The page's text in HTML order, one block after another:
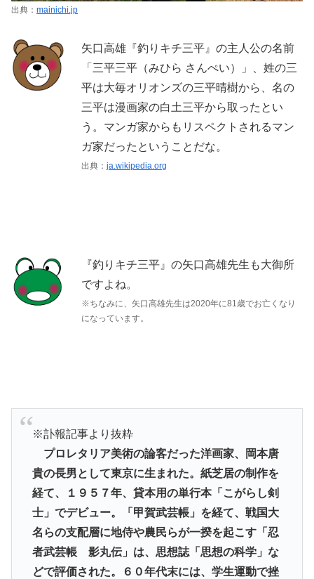
出典： mainichi.jp
矢口高雄『釣りキチ三平』の主人公の名前
「三平三平（みひら さんぺい）」、姓の三
平は大毎オリオンズの三平晴樹から、名の
三平は漫画家の白土三平から取ったとい
う。マンガ家からもリスペクトされるマン
ガ家だったということだな。
出典： ja.wikipedia.org
『釣りキチ三平』の矢口高雄先生も大御所
ですよね。
※ちなみに、矢口高雄先生は2020年に81歳でお亡くなり
になっています。
※訃報記事より抜粋
プロレタリア美術の論客だった洋画家、岡本唐
貴の長男として東京に生まれた。紙芝居の制作を
経て、１９５７年、貸本用の単行本「こがらし剣
士」でデビュー。「甲賀武芸帳」を経て、戦国大
名らの支配層に地侍や農民らが一揆を起こす「忍
者武芸帳 影丸伝」は、思想誌「思想の科学」な
どで評価された。６０年代末には、学生運動で挫